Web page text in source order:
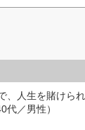
、人生を賭けら
代／男性）